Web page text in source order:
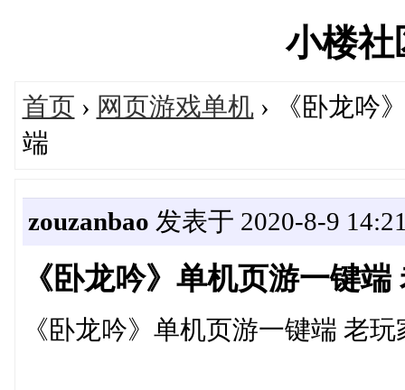
小楼社
首页 › 网页游戏单机› 《卧龙吟
端
zouzanbao 发表于 2020-8-9
《卧龙吟》单机页游一键
《卧龙吟》单机页游一键端 老